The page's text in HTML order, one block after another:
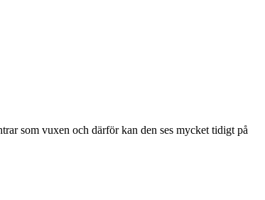
som vuxen och därför kan den ses mycket tidigt på